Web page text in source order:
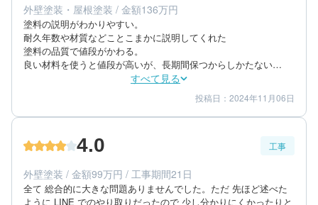
築年数：36年
外壁塗装・屋根塗装 / 金額136万円
塗料の説明がわかりやすい。
耐久年数や材質などことこまかに説明してくれた
塗料の品質で値段がかわる。
良い材料を使うと値段が高いが、長期間保つからしかたない
自分の予定に合わせてくれた。 すべて見る
金額感 3
担当者 3
50代/男性/一戸建て
築年数：36年
投稿日：2024年11月06日
4.0 工事
外壁塗装 / 金額99万円 / 工事期間21日
全て 総合的に大きな問題ありませんでした。ただ 先ほど述べた
ように LINE でのやり取りだったので 少し分かりにくかったりと